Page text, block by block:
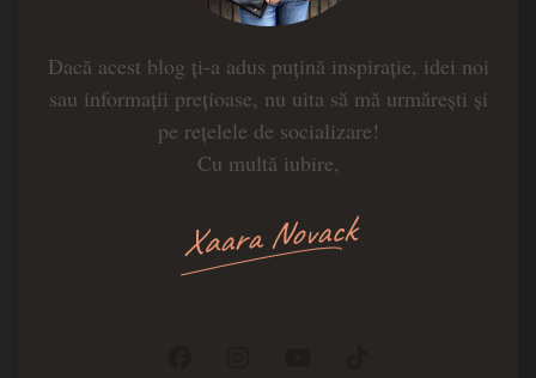
Dacă acest blog ți-a adus puțină inspirație, idei noi
sau informații prețioase, nu uita să mă urmărești și
pe rețelele de socializare!
Cu multă iubire,
Xaara Novack